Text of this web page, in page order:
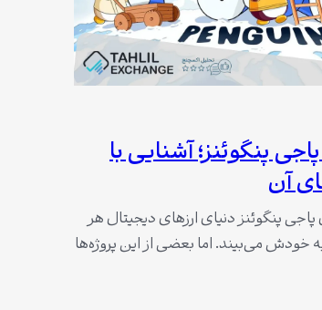
پنگوئنز؛ آشنایی با
پنگوئنز دنیای ارزهای دیجیتال هر
خودش می‌بیند. اما بعضی از این پروژه‌ها